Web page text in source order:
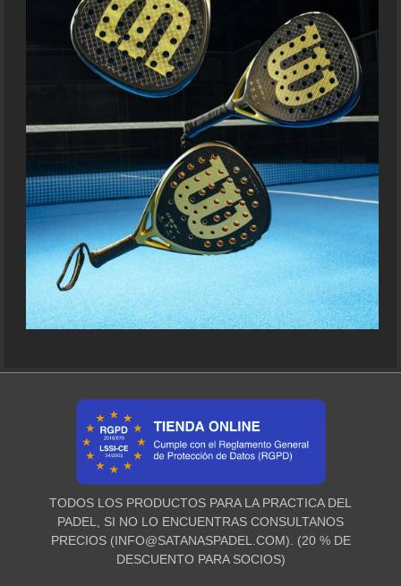
TODOS LOS PRODUCTOS PARA LA PRACTICA DEL
PADEL, SI NO LO ENCUENTRAS CONSULTANOS
PRECIOS (INFO@SATANASPADEL.COM). (20 % DE
DESCUENTO PARA SOCIOS)